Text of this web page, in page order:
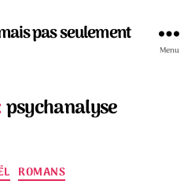
pas seulement
Menu
psychanalyse
Catégories
ROMANS